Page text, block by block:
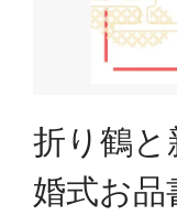
折り鶴と
婚式お品